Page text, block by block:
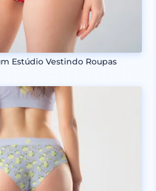
Estúdio Vestindo Roupas